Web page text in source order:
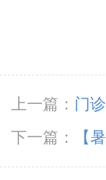
上一篇： 门
下一篇：
【
医科大学附